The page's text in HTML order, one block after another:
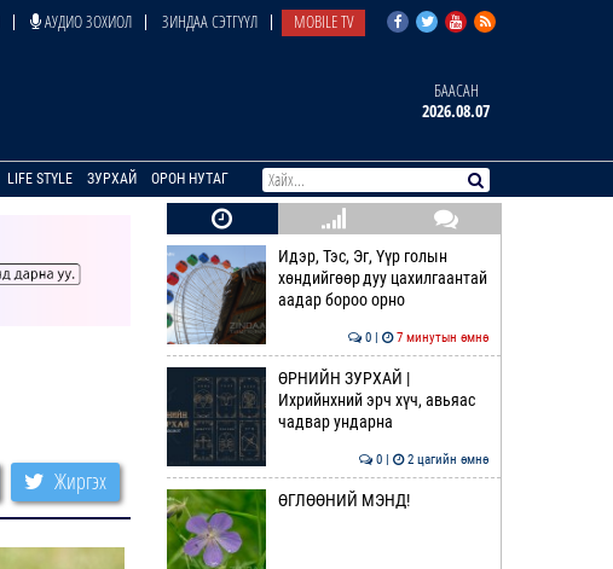
АУДИО ЗОХИОЛ ЗИНДАА СЭТГҮҮЛ MOBILE TV
БААСАН
2026.08.07
LIFE STYLE ЗУРХАЙ ОРОН НУТАГ
Жиргэх
Идэр, Тэс, Эг, Үүр голын
хөндийгөөр дуу цахилгаантай
аадар бороо орно
0 | 7 минутын өмнө
ӨРНИЙН ЗУРХАЙ |
Ихрийнхний эрч хүч, авьяас
чадвар ундарна
0 | 2 цагийн өмнө
ӨГЛӨӨНИЙ МЭНД!